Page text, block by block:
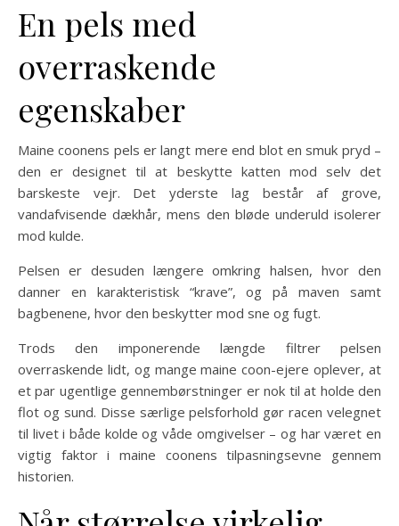
En pels med
overraskende
egenskaber
Maine coonens pels er langt mere end blot en smuk pryd –
den er designet til at beskytte katten mod selv det
barskeste vejr. Det yderste lag består af grove,
vandafvisende dækhår, mens den bløde underuld isolerer
mod kulde.
Pelsen er desuden længere omkring halsen, hvor den
danner en karakteristisk “krave”, og på maven samt
bagbenene, hvor den beskytter mod sne og fugt.
Trods den imponerende længde filtrer pelsen
overraskende lidt, og mange maine coon-ejere oplever, at
et par ugentlige gennembørstninger er nok til at holde den
flot og sund. Disse særlige pelsforhold gør racen velegnet
til livet i både kolde og våde omgivelser – og har været en
vigtig faktor i maine coonens tilpasningsevne gennem
historien.